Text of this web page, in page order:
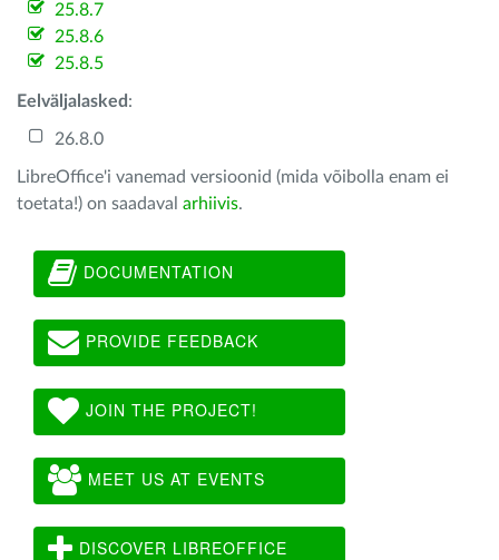
25.8.7
25.8.6
25.8.5
Eelväljalasked :
26.8.0
LibreOffice'i vanemad versioonid (mida võibolla enam ei
toetata!) on saadaval arhiivis.
DOCUMENTATION
PROVIDE FEEDBACK
JOIN THE PROJECT!
MEET US AT EVENTS
DISCOVER LIBREOFFICE